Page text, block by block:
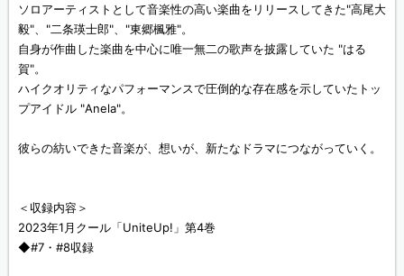
ソロアーティストとして音楽性の高い楽曲をリリースしてきた"高尾大
毅"、"二条瑛士郎"、"東郷楓雅"。
自身が作曲した楽曲を中心に唯一無二の歌声を披露していた "はる
賀"。
ハイクオリティなパフォーマンスで圧倒的な存在感を示していたトッ
プアイドル "Anela"。
彼らの紡いできた音楽が、想いが、新たなドラマにつながっていく。
＜収録内容＞
2023年1月クール「UniteUp!」第4巻
◆#7・#8収録